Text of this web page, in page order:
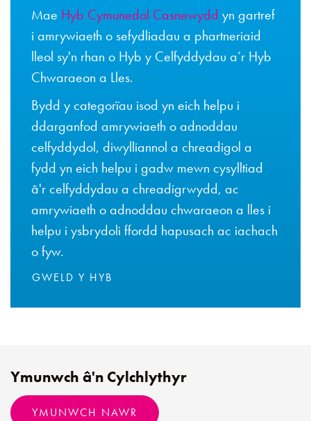
Mae Hyb Cymunedol Casnewydd yn gartref
i amrywiaeth o sefydliadau a phartneriaid
lleol sy'n rhan o Hyb y Celfyddydau a’r Hyb
Chwaraeon a Lles.
Bydd y categorïau isod yn eich helpu i
ddarganfod amrywiaeth o adnoddau
celfyddydol, diwylliannol a chreadigol a
fydd yn eich helpu i gadw mewn cysylltiad
â'r celfyddydau a chreadigrwydd, ac
amrywiaeth o adnoddau chwaraeon a lles i
helpu i ysbrydoli ffordd hapusach ac iachach
o fyw.
GWELD Y HYB
Ymunwch â'n Cylchlythyr
YMUNWCH NAWR